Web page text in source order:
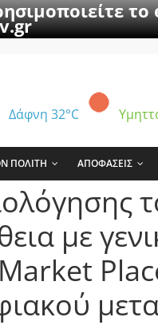
Δάφνη 32°C
ΠΟΛΙΤΗ ΑΠΟΦΑΣΕΙΣ
με